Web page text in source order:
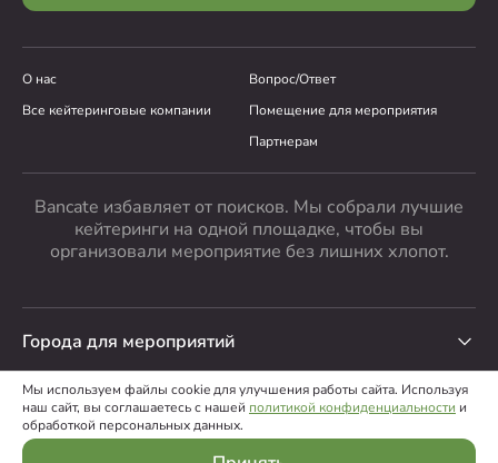
Позиций:0Сумма, ₽:0
О нас
Вопрос/Ответ
Все кейтеринговые компании
Помещение для мероприятия
Партнерам
Bancate избавляет от поисков. Мы собрали лучшие
кейтеринги на одной площадке, чтобы вы
организовали мероприятие без лишних хлопот.
Города для мероприятий
ООО “Банкейт”
Пользовательское соглашение
Политика конфиденциальности
Мы используем файлы cookie для улучшения работы сайта. Используя
наш сайт, вы соглашаетесь с нашей политикой конфиденциальности и
обработкой персональных данных.